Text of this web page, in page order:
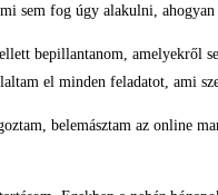
sem fog úgy alakulni,
bepillantanom,
el minden feladatot, ami
belemásztam az online